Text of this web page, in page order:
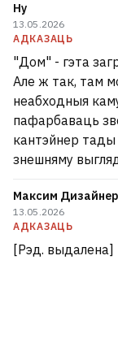
Ну
13.05.2026
АДКАЗАЦЬ
"Дом" - гэта
Але ж так, там
неабходныя
пафарбаваць
кантэйнер
знешняму
Максим Дизайнер
13.05.2026
АДКАЗАЦЬ
[Рэд. выдалена]